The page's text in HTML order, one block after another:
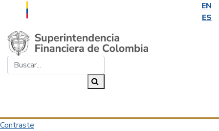
EN
ES
Saltar al contenido principal
Contraste